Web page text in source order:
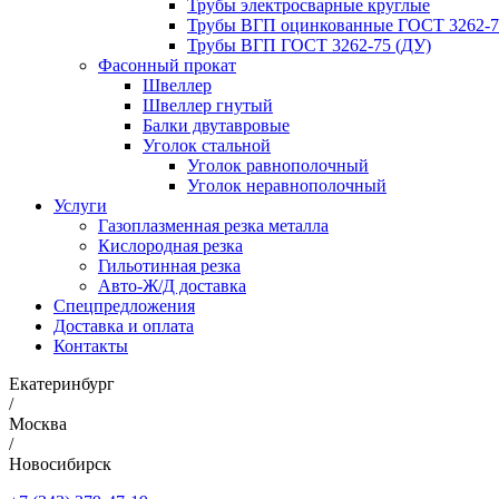
Трубы электросварные круглые
Трубы ВГП оцинкованные ГОСТ 3262-
Трубы ВГП ГОСТ 3262-75 (ДУ)
Фасонный прокат
Швеллер
Швеллер гнутый
Балки двутавровые
Уголок стальной
Уголок равнополочный
Уголок неравнополочный
Услуги
Газоплазменная резка металла
Кислородная резка
Гильотинная резка
Авто-Ж/Д доставка
Спецпредложения
Доставка и оплата
Контакты
Екатеринбург
/
Москва
/
Новосибирск